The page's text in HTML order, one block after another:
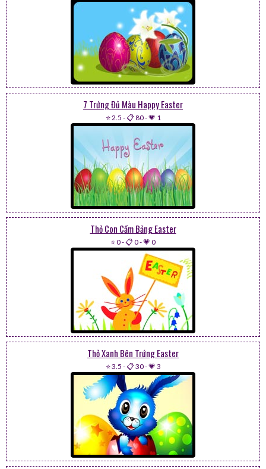
7 Trứng Đủ Màu Happy Easter
⭐ 2.5 -📋 80-💗 1
Thỏ Con Cầm Bảng Easter
⭐ 0-📋 0-💗 0
Thỏ Xanh Bên Trứng Easter
⭐ 3.5 -📋 30-💗 3